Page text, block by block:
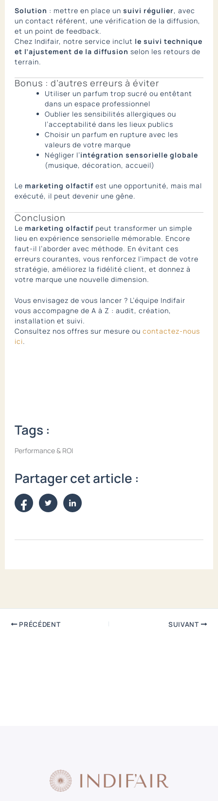
Solution : mettre en place un suivi régulier, avec
un contact référent, une vérification de la diffusion,
et un point de feedback.
Chez Indifair, notre service inclut le suivi technique
et l’ajustement de la diffusion selon les retours de
terrain.
Bonus : d’autres erreurs à éviter
Utiliser un parfum trop sucré ou entêtant
dans un espace professionnel
Oublier les sensibilités allergiques ou
l’acceptabilité dans les lieux publics
Choisir un parfum en rupture avec les
valeurs de votre marque
Négliger l’intégration sensorielle globale
(musique, décoration, accueil)
Le marketing olfactif est une opportunité, mais mal
exécuté, il peut devenir une gêne.
Conclusion
Le marketing olfactif peut transformer un simple
lieu en expérience sensorielle mémorable. Encore
faut-il l’aborder avec méthode. En évitant ces
erreurs courantes, vous renforcez l’impact de votre
stratégie, améliorez la fidélité client, et donnez à
votre marque une nouvelle dimension.
Vous envisagez de vous lancer ? L’équipe Indifair
vous accompagne de A à Z : audit, création,
installation et suivi.
Consultez nos offres sur mesure ou contactez-nous
ici.
Tags :
Performance & ROI
Partager cet article :
PRÉCÉDENT SUIVANT